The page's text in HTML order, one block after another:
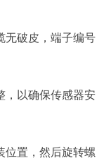
破皮，端子编号
以确保传感器安
置，然后旋转螺